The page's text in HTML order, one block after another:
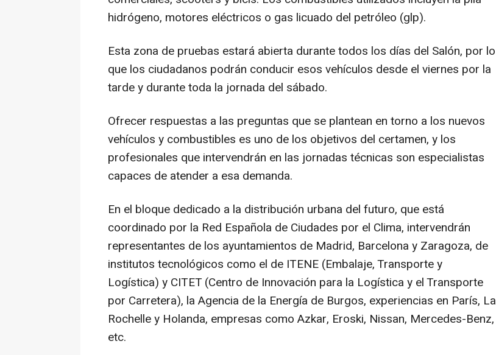
hidrógeno, motores eléctricos o gas licuado del petróleo (glp).
Esta zona de pruebas estará abierta durante todos los días del Salón, por lo
que los ciudadanos podrán conducir esos vehículos desde el viernes por la
tarde y durante toda la jornada del sábado.
Ofrecer respuestas a las preguntas que se plantean en torno a los nuevos
vehículos y combustibles es uno de los objetivos del certamen, y los
profesionales que intervendrán en las jornadas técnicas son especialistas
capaces de atender a esa demanda.
En el bloque dedicado a la distribución urbana del futuro, que está
coordinado por la Red Española de Ciudades por el Clima, intervendrán
representantes de los ayuntamientos de Madrid, Barcelona y Zaragoza, de
institutos tecnológicos como el de ITENE (Embalaje, Transporte y
Logística) y CITET (Centro de Innovación para la Logística y el Transporte
por Carretera), la Agencia de la Energía de Burgos, experiencias en París, La
Rochelle y Holanda, empresas como Azkar, Eroski, Nissan, Mercedes-Benz,
etc.